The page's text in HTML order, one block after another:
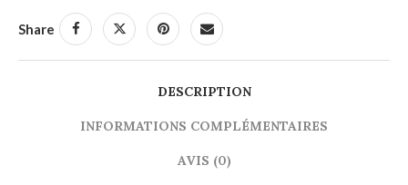
Share
DESCRIPTION
INFORMATIONS COMPLÉMENTAIRES
AVIS (0)